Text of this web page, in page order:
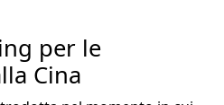
per le
Cina